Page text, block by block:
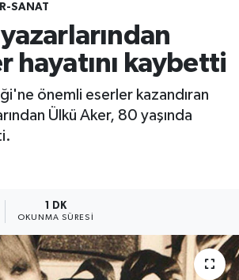
SANAT
hayatını kaybetti
önemli eserler kazandıran
Ülkü Aker, 80 yaşında
1 DK
OKUNMA SÜRESI
Durumu ve Fikstür